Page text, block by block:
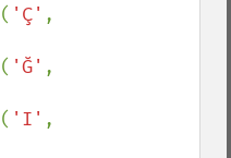
( 'Ç'
( 'Ğ'
( 'I'